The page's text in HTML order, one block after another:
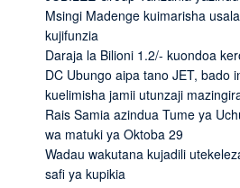
Msingi Madenge kuimarisha
kujifunzia
Daraja la Bilioni 1.2/- kuondoa
DC Ubungo aipa tano JET, bado
kuelimisha jamii utunzaji
Rais Samia azindua Tume ya
wa matuki ya Oktoba 29
Wadau wakutana kujadili
safi ya kupikia